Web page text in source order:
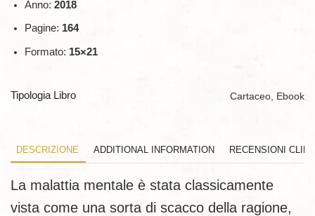
Anno: 2018
Pagine: 164
Formato: 15×21
Tipologia Libro Cartaceo, Ebook
DESCRIZIONE ADDITIONAL INFORMATION RECENSIONI
La malattia mentale è stata classicamente
vista come una sorta di scacco della ragione,